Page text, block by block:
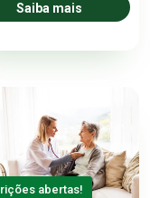
Saiba mais
abertas!